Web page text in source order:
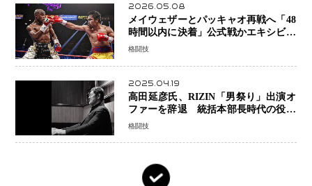
2026.05.08
メイウェザーとパッキャオ再戦へ「48
時間以内に決着」公式戦かエキシビシ
ョンか混迷続く
格闘技
2025.04.19
高田延彦氏、RIZIN「男祭り」出演オ
ファーを辞退 統括本部長時代の役目
「すでに終えています」と明言
格闘技